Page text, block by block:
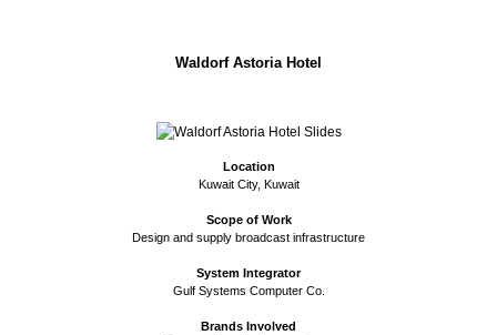
Waldorf Astoria Hotel
Location
Kuwait City, Kuwait
Scope of Work
Design and supply broadcast infrastructure
System Integrator
Gulf Systems Computer Co.
Brands Involved